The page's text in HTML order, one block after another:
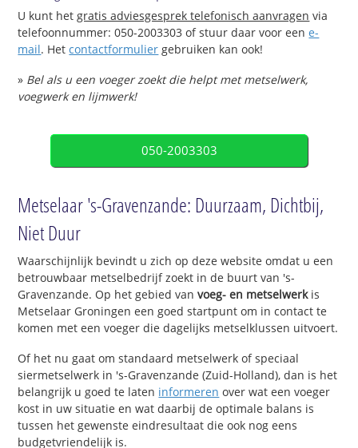
U kunt hetgratis adviesgesprek telefonisch aanvragen via
telefoonnummer: 050-2003303 of stuur daar voor eene-
mail. Hetcontactformulier gebruiken kan ook!
» Bel als u een voeger zoekt die helpt met metselwerk,
voegwerk en lijmwerk!
050-2003303
Metselaar 's-Gravenzande: Duurzaam, Dichtbij,
Niet Duur
Waarschijnlijk bevindt u zich op deze website omdat u een
betrouwbaar metselbedrijf zoekt in de buurt van 's-
Gravenzande. Op het gebied van voeg- en metselwerkis
Metselaar Groningen een goed startpunt om in contact te
komen met een voeger die dagelijks metselklussen uitvoert.
Of het nu gaat om standaard metselwerk of speciaal
siermetselwerk in 's-Gravenzande (Zuid-Holland), dan is het
belangrijk u goed te laten informeren over wat een voeger
kost in uw situatie en wat daarbij de optimale balans is
tussen het gewenste eindresultaat die ook nog eens
budgetvriendelijk is.